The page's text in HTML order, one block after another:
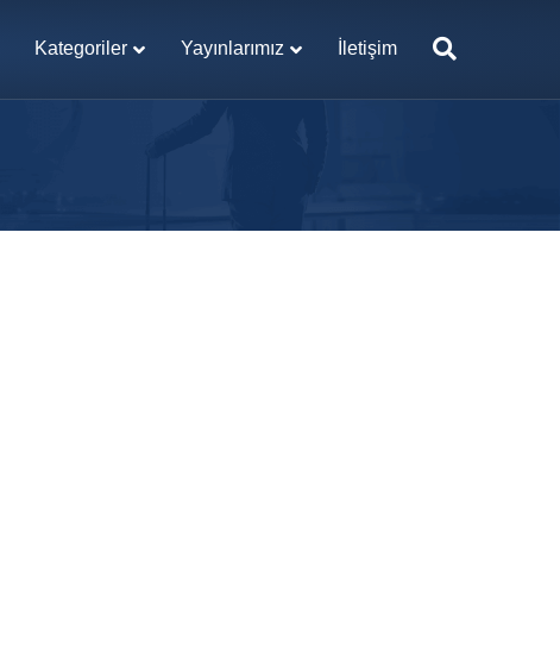
Kategoriler Yayınlarımız İletişim